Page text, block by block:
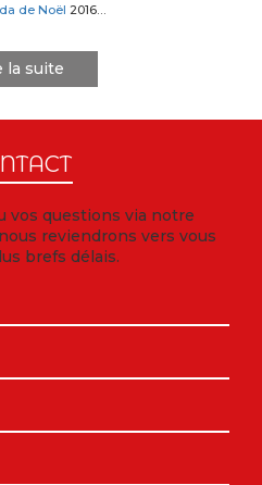
de Noël 2016…
la suite
vos questions via notre
reviendrons vers vous
brefs délais.